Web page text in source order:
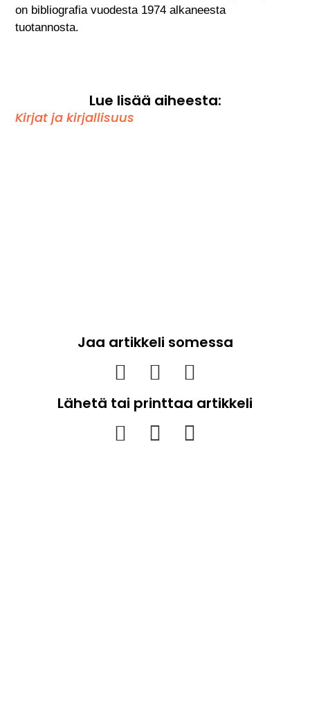
on bibliografia vuodesta 1974 alkaneesta
tuotannosta.
Lue lisää aiheesta:
Kirjat ja kirjallisuus
Jaa artikkeli somessa
Lähetä tai printtaa artikkeli